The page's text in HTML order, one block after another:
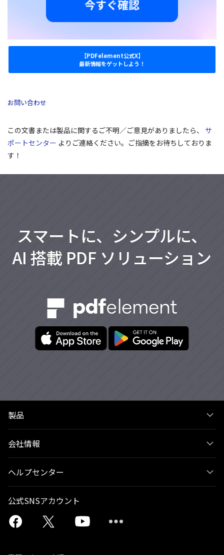
【PDFelement公式X】
最新情報をゲットしよう！
お問い合わせ
この文書または製品に関するご不明／ご意見がありましたら、 サ
ポートセンター よりご連絡ください。ご指摘をお待ちしておりま
す！
スマートに、シンプルに、
AI 搭載 PDF ソリューション
製品
会社情報
ヘルプセンター
公式SNSアカウント